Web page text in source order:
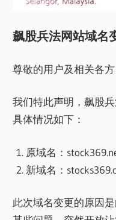
飙股兵法网站域名
尊敬的用户及相关各方
我们特此声明，飙股
具体情况如下：
原域名：
新域名：
此次域名变更的原因